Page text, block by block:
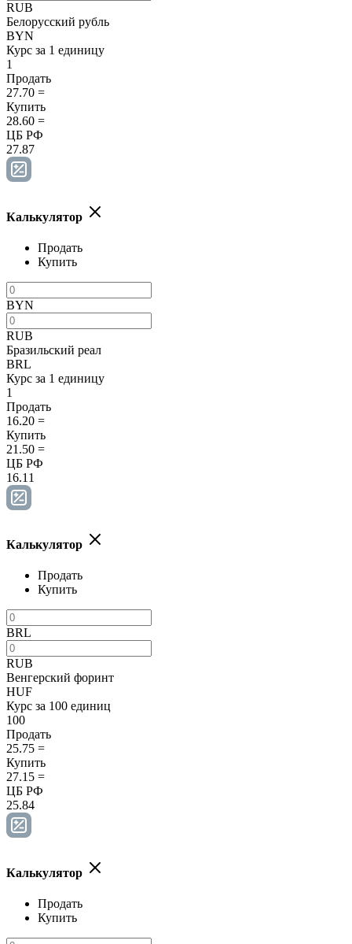
RUB
Белорусский рубль
BYN
Курс за 1 единицу
1
Продать
27.70 =
Купить
28.60 =
ЦБ РФ
27.87
Калькулятор
Продать
Купить
BYN
RUB
Бразильский реал
BRL
Курс за 1 единицу
1
Продать
16.20 =
Купить
21.50 =
ЦБ РФ
16.11
Калькулятор
Продать
Купить
BRL
RUB
Венгерский форинт
HUF
Курс за 100 единиц
100
Продать
25.75 =
Купить
27.15 =
ЦБ РФ
25.84
Калькулятор
Продать
Купить